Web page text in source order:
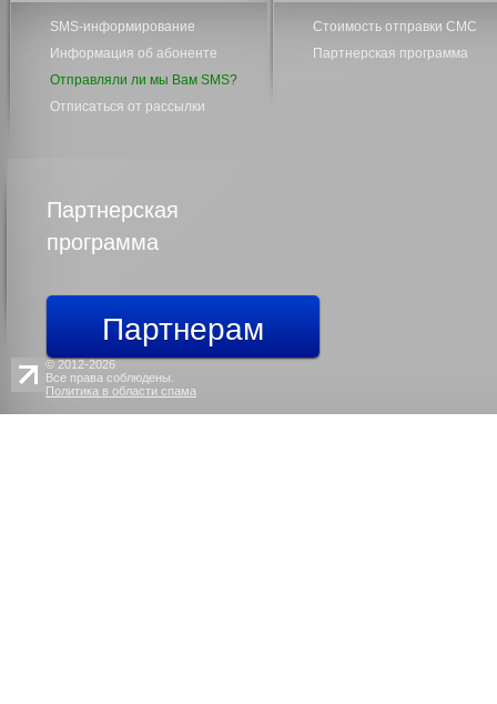
SMS-информирование
Информация об абоненте
Отправляли ли мы Вам SMS?
Отписаться от рассылки
Стоимость отправки СМС
Партнерская программа
Партнерская
программа
Партнерам
© 2012-2026
Все права соблюдены.
Политика в области спама